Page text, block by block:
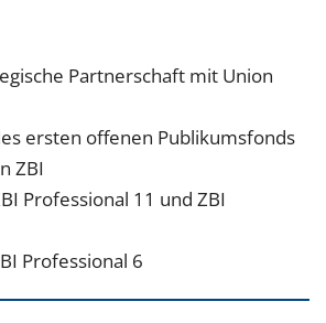
Partnerschaft mit Union
ersten offenen Publikumsfonds
ZBI
Professional 11 und ZBI
Professional 6